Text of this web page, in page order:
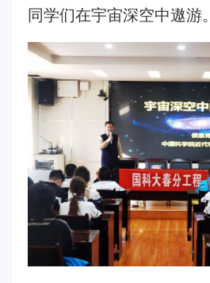
同学们在宇宙深空中遨游。